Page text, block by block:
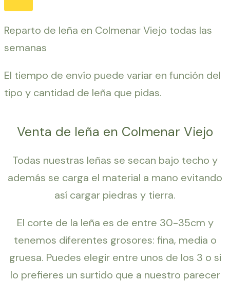
Reparto de leña en Colmenar Viejo todas las
semanas
El tiempo de envío puede variar en función del
tipo y cantidad de leña que pidas.
Venta de leña en Colmenar Viejo
Todas nuestras leñas se secan bajo techo y
además se carga el material a mano evitando
así cargar piedras y tierra.
El corte de la leña es de entre 30-35cm y
tenemos diferentes grosores: fina, media o
gruesa. Puedes elegir entre unos de los 3 o si
lo prefieres un surtido que a nuestro parecer